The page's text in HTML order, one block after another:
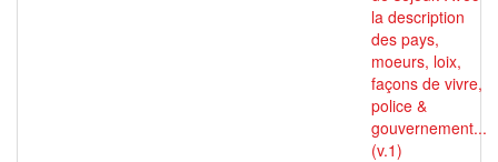
la description
des pays,
moeurs, loix,
façons de vivre,
police &
gouvernement...
(v.1)